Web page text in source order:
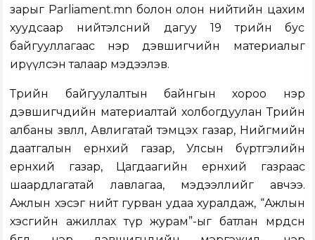
зарыг Parliament.mn болон олон нийтийн цахим
хуудсаар нийтэлсний дагуу 19 төрийн бус
байгууллагаас нэр дэвшигчийн материалыг
ирүүлсэн талаар мэдээлэв.
Төрийн байгуулалтын байнгын хороо нэр
дэвшигчдийн материалтай холбогдуулан Төрийн
албаны зөвлөл, Авлигатай тэмцэх газар, Нийгмийн
даатгалын ерөнхий газар, Улсын бүртгэлийн
ерөнхий газар, Цагдаагийн ерөнхий газраас
шаардлагатай лавлагаа, мэдээллийг авчээ.
Ажлын хэсэг нийт гурван удаа хуралдаж, “Ажлын
хэсгийн ажиллах түр журам”-ыг батлан мөрдсөн